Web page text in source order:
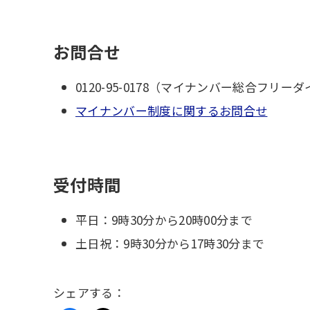
お問合せ
0120-95-0178（マイナンバー総合フリーダ
マイナンバー制度に関するお問合せ
受付時間
平日：9時30分から20時00分まで
土日祝：9時30分から17時30分まで
シェアする：